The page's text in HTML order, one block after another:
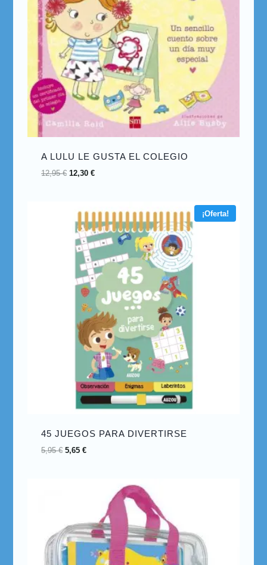
A LULU LE GUSTA EL COLEGIO
12,95€ 12,30€
¡Oferta!
45 JUEGOS PARA DIVERTIRSE
5,95€ 5,65€